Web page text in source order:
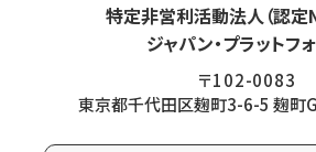
特定非営利活動法人（認定
ジャパン・プラットフ
〒102-0083
東京都千代田区麹町3-6-5 麹町